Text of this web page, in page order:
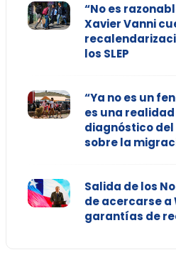
“No es
Xavier Vanni
los SLEP
“Ya no es un
es una
diagnóstico
sobre la
Salida de los
de acercarse a
garantías de